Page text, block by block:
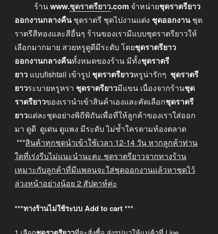
ร้านwww.ชุดราตรียาว.com จำหน่ายชุดราตรียาว
ออกงานกลางคืนชุดราตรี ชุดไปงานแต่ง ชุดออกงานชุด
ราตรีสีทองและสีอื่นๆ ร้านของเรามีแบบชุดราตรียาวให้
เลือกมากมาย สวยหรูดูดีมีระดับ โดยชุดราตรียาว
ออกงานกลางคืนทั้งหมดของร้าน มีทั้งชุดราตรี
ยาว แบบfishtail เข้ารูป ชุดราตรียาวหรูน่ารักๆ ชุดราตรี
ยาวระบายหรูหรา ชุดราตรียาวมีแขน เนื่องจากร้านชุด
ราตรียาวของเรานำเข้าสินค้าเองและคัดเลือกชุดราตรี
ยาวแต่ละชุดอย่างพิถีพิถันเพื่อที่ให้ลูกค้าของเราใส่ออก
มา ดูดี ดูเด่น ดูแพง มีระดับ ไม่ซ้ำใครตามท้องตลาด
***สินค้าทุกชุดนำเข้าใช้เวลา 12-14 วัน หากลูกค้าท่าน
ใดที่เร่งรีบไม่แนะนำนะคะ ชุดราตรียาวจากทางร้าน
เหมาะกับลูกค้าที่มีแพลนจะใส่ชุดออกงานแล้วหาชุดไว้
ล่วงหน้าอย่างน้อย 2 สัปดาห์ค่ะ
***ทางร้านไม่ใช้ระบบ Add to cart ***